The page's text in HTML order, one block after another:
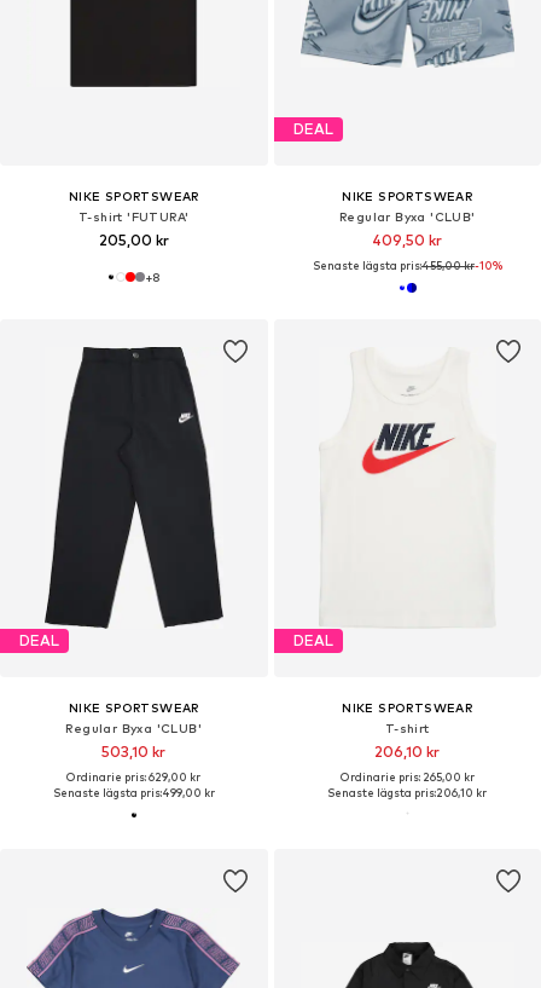
NIKE SPORTSWEAR
T-shirt 'FUTURA'
205,00 kr
+8
DEAL
NIKE SPORTSWEAR
Regular Byxa 'CLUB'
409,50 kr
Senaste lägsta pris:455,00 kr-10%
DEAL
NIKE SPORTSWEAR
Regular Byxa 'CLUB'
503,10 kr
Ordinarie pris: 629,00 kr
Senaste lägsta pris:499,00 kr
DEAL
NIKE SPORTSWEAR
T-shirt
206,10 kr
Ordinarie pris: 265,00 kr
Senaste lägsta pris:206,10 kr